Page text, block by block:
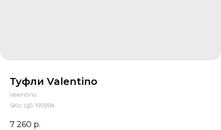
Туфли Valentino
Valentino
SKU: ЦБ-1913/68
7 260 р.